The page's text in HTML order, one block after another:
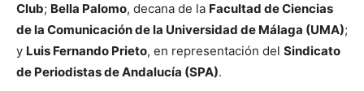
Club; Bella Palomo, decana de la Facultad de Ciencias
de la Comunicación de la Universidad de Málaga (UMA);
y Luis Fernando Prieto, en representación del Sindicato
de Periodistas de Andalucía (SPA).